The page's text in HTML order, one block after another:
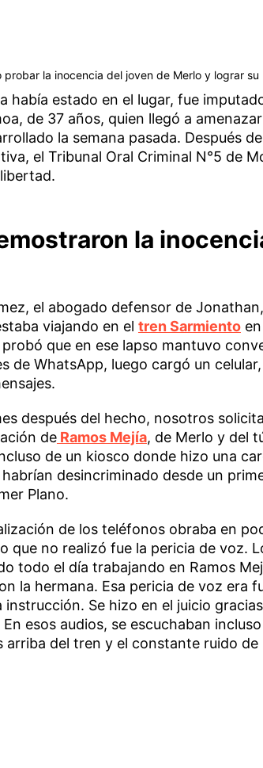
la inocencia del joven de Merlo y lograr su
había estado en el lugar, fue
de 37 años, quien llegó a
la semana pasada. Después
el Tribunal Oral Criminal N°5 de
la
el abogado defensor de
viajando en el tren Sarmientoen
que en ese lapso mantuvo
de WhatsApp, luego cargó un
después del hecho, nosotros
deRamos Mejía, de Merlo y del
de un kiosco donde hizo una
desincriminado desde un
Plano.
de los teléfonos obraba en
que no realizó fue la pericia de voz.
todo el día trabajando en Ramos
la hermana. Esa pericia de voz era
Se hizo en el juicio
esos audios, se escuchaban
arriba del tren y el constante ruido